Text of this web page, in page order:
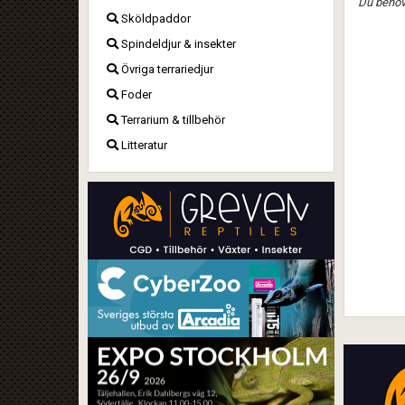
Sköldpaddor
Spindeldjur & insekter
Övriga terrariedjur
Foder
Terrarium & tillbehör
Litteratur